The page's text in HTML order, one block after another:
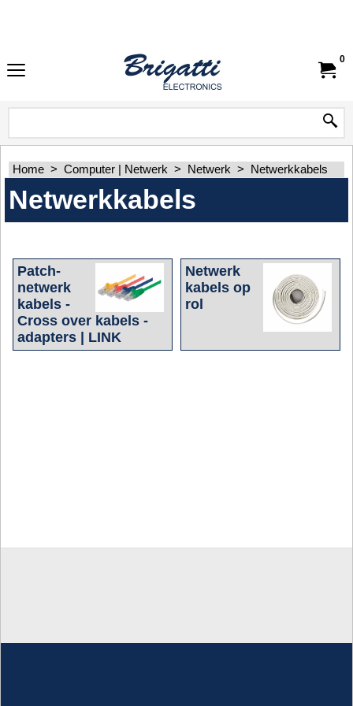
0
Home > Computer | Netwerk > Netwerk > Netwerkkabels
Netwerkkabels
Patch-
netwerk
kabels -
Cross over kabels -
adapters | LINK
Netwerk
kabels op
rol